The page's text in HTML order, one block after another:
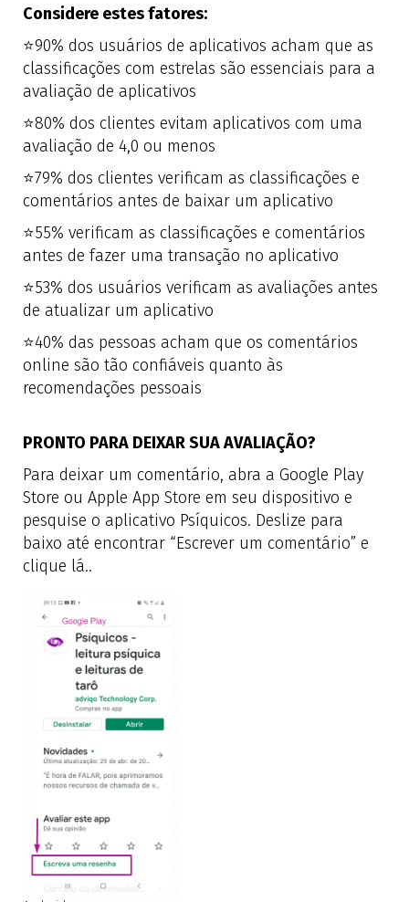
Considere estes fatores:
⭐90% dos usuários de aplicativos acham que as
classificações com estrelas são essenciais para a
avaliação de aplicativos
⭐80% dos clientes evitam aplicativos com uma
avaliação de 4,0 ou menos
⭐79% dos clientes verificam as classificações e
comentários antes de baixar um aplicativo
⭐55% verificam as classificações e comentários
antes de fazer uma transação no aplicativo
⭐53% dos usuários verificam as avaliações antes
de atualizar um aplicativo
⭐40% das pessoas acham que os comentários
online são tão confiáveis ​​quanto às
recomendações pessoais
PRONTO PARA DEIXAR SUA AVALIAÇÃO?
Para deixar um comentário, abra a Google Play
Store ou Apple App Store em seu dispositivo e
pesquise o aplicativo Psíquicos. Deslize para
baixo até encontrar “Escrever um comentário” e
clique lá..